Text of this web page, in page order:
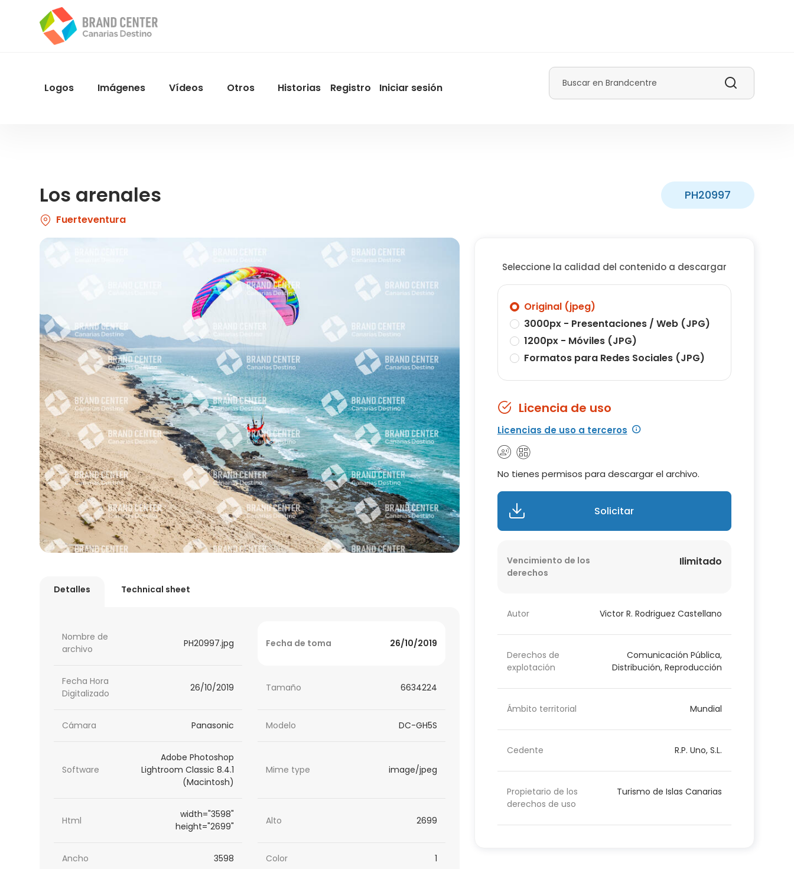
contenido
Menu
Logos Imágenes Vídeos Otros Historias
User
Registro Iniciar sesión
Buscar
Los arenales PH20997
Fuerteventura
Detalles Technical sheet
Nombre de
archivo
PH20997.jpg Fecha de toma 26/10/2019
Fecha Hora
Digitalizado
26/10/2019 Tamaño 6634224
Cámara Panasonic Modelo DC-GH5S
Software
Adobe Photoshop
Lightroom Classic 8.4.1
(Macintosh)
Mime type image/jpeg
Html
width="3598"
height="2699"
Alto 2699
Ancho 3598 Color 1
Seleccione la calidad del contenido a descargar
Original (jpeg)
3000px - Presentaciones / Web (JPG)
1200px - Móviles (JPG)
Formatos para Redes Sociales (JPG)
Licencia de uso
Licencias de uso a terceros
No tienes permisos para descargar el archivo.
Solicitar
Vencimiento de los
derechos
Ilimitado
Autor Victor R. Rodriguez Castellano
Derechos de
explotación
Comunicación Pública,
Distribución, Reproducción
Ámbito territorial Mundial
Cedente R.P. Uno, S.L.
Propietario de los
derechos de uso
Turismo de Islas Canarias